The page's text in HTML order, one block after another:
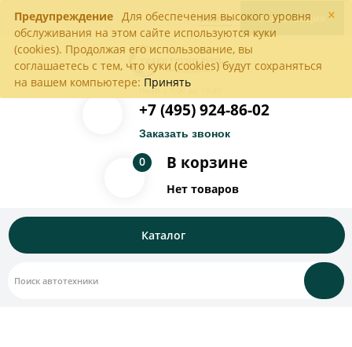
×
Предупреждение Для обеспечения высокого уровня
обслуживания на этом сайте используются куки
(cookies). Продолжая его использование, вы
соглашаетесь с тем, что куки (cookies) будут сохраняться
на вашем компьютере: Принять
Войти Регистрация
Пн-Пт с 9:00 до 18:00
+7 (495) 924-86-02
Заказать звонок
В корзине
0
Нет товаров
Каталог